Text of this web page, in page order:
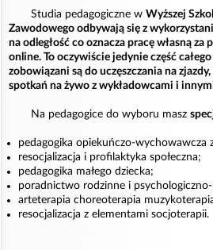
Studia pedagogiczne w Wyższej
Zawodowego odbywają się z
na odległość co oznacza pracę własną
online. To oczywiście jedynie część
zobowiązani są do uczęszczania na
spotkań na żywo z wykładowcami i
Na pedagogice do wyboru masz
pedagogika opiekuńczo-wychowawcza
resocjalizacja i profilaktyka społeczna;
pedagogika małego dziecka;
poradnictwo rodzinne i psychologiczno-
arteterapia choreoterapia
resocjalizacja z elementami socjoterapii.